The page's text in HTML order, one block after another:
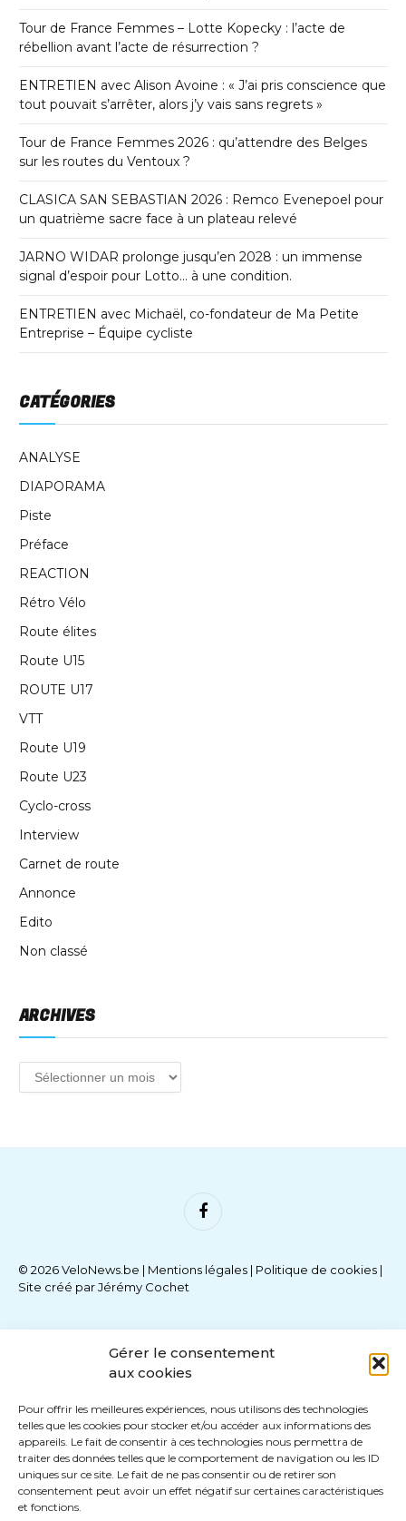
Gérer le consentement
aux cookies
Pour offrir les meilleures expériences, nous utilisons des technologies
telles que les cookies pour stocker et/ou accéder aux informations des
appareils. Le fait de consentir à ces technologies nous permettra de
traiter des données telles que le comportement de navigation ou les ID
uniques sur ce site. Le fait de ne pas consentir ou de retirer son
consentement peut avoir un effet négatif sur certaines caractéristiques
et fonctions.
Tour de France Femmes – Lotte Kopecky : l’acte de
rébellion avant l’acte de résurrection ?
ENTRETIEN avec Alison Avoine : « J’ai pris conscience que
tout pouvait s’arrêter, alors j’y vais sans regrets »
Tour de France Femmes 2026 : qu’attendre des Belges
sur les routes du Ventoux ?
CLASICA SAN SEBASTIAN 2026 : Remco Evenepoel pour
un quatrième sacre face à un plateau relevé
JARNO WIDAR prolonge jusqu’en 2028 : un immense
signal d’espoir pour Lotto… à une condition.
ENTRETIEN avec Michaël, co-fondateur de Ma Petite
Entreprise – Équipe cycliste
CATÉGORIES
ANALYSE
DIAPORAMA
Piste
Préface
REACTION
Rétro Vélo
Route élites
Route U15
ROUTE U17
VTT
Route U19
Route U23
Cyclo-cross
Interview
Carnet de route
Annonce
Edito
Non classé
ARCHIVES
Facebook
© 2026 VeloNews.be | Mentions légales | Politique de cookies |
Site créé parJérémy Cochet